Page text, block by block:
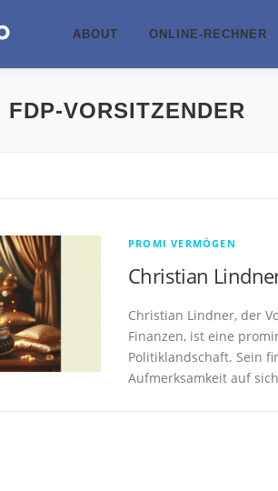
ABOUT ONLINE-RECHNER
FDP-VORSITZENDER
PROMI VERMÖGEN
Christian
Christian Lindner, der
Finanzen, ist eine
Politiklandschaft. Sein
Aufmerksamkeit auf